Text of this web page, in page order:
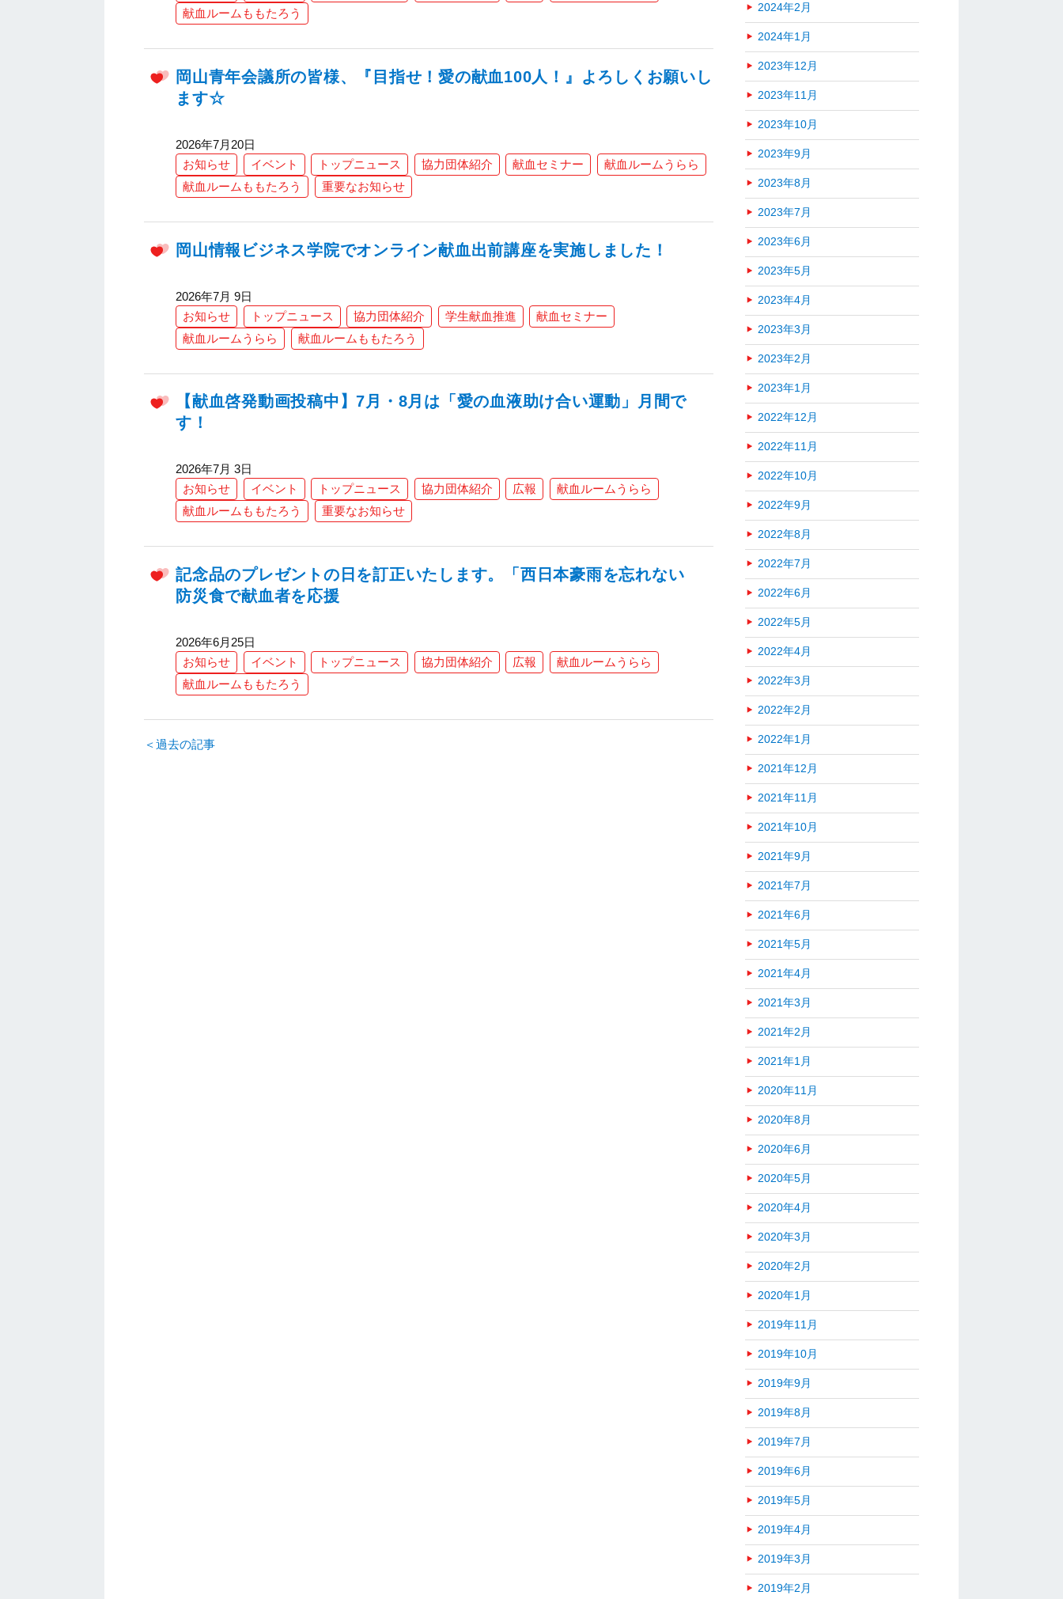
献血ルームももたろう
岡山青年会議所の皆様、『目指せ！愛の献血100人！』よろしくお願いし
ます☆
2026年7月20日
お知らせ
イベント トップニュース 協力団体紹介 献血セミナー
献血ルームうらら
献血ルームももたろう
重要なお知らせ
岡山情報ビジネス学院でオンライン献血出前講座を実施しました！
2026年7月 9日
お知らせ
トップニュース 協力団体紹介 学生献血推進
献血セミナー
献血ルームうらら
献血ルームももたろう
【献血啓発動画投稿中】7月・8月は「愛の血液助け合い運動」月間で
す！
2026年7月 3日
お知らせ
イベント トップニュース 協力団体紹介 広報
献血ルームうらら
献血ルームももたろう
重要なお知らせ
記念品のプレゼントの日を訂正いたします。「西日本豪雨を忘れない
防災食で献血者を応援
2026年6月25日
お知らせ
イベント トップニュース 協力団体紹介 広報
献血ルームうらら
献血ルームももたろう
＜過去の記事
2024年2月
2024年1月
2023年12月
2023年11月
2023年10月
2023年9月
2023年8月
2023年7月
2023年6月
2023年5月
2023年4月
2023年3月
2023年2月
2023年1月
2022年12月
2022年11月
2022年10月
2022年9月
2022年8月
2022年7月
2022年6月
2022年5月
2022年4月
2022年3月
2022年2月
2022年1月
2021年12月
2021年11月
2021年10月
2021年9月
2021年7月
2021年6月
2021年5月
2021年4月
2021年3月
2021年2月
2021年1月
2020年11月
2020年8月
2020年6月
2020年5月
2020年4月
2020年3月
2020年2月
2020年1月
2019年11月
2019年10月
2019年9月
2019年8月
2019年7月
2019年6月
2019年5月
2019年4月
2019年3月
2019年2月